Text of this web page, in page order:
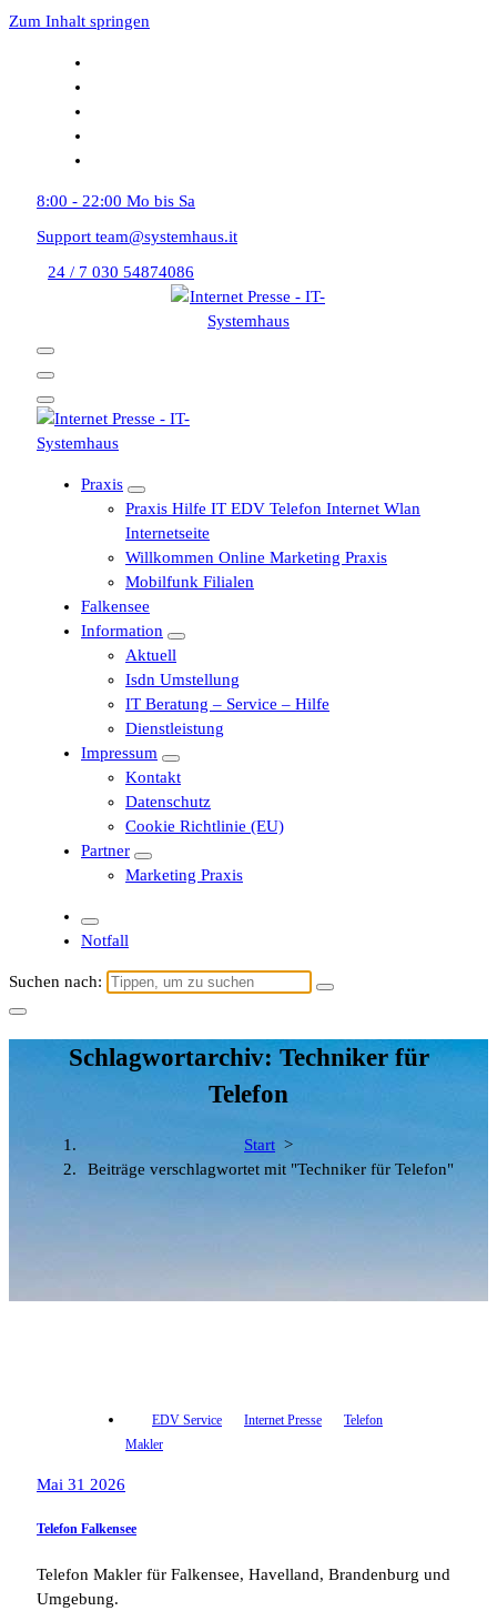
Zum Inhalt springen
8:00 - 22:00 Mo bis Sa
Support team@systemhaus.it
24 / 7 030 54874086
Praxis
Praxis Hilfe IT EDV Telefon Internet Wlan
Internetseite
Willkommen Online Marketing Praxis
Mobilfunk Filialen
Falkensee
Information
Aktuell
Isdn Umstellung
IT Beratung – Service – Hilfe
Dienstleistung
Impressum
Kontakt
Datenschutz
Cookie Richtlinie (EU)
Partner
Marketing Praxis
Notfall
Suchen nach:
Schlagwortarchiv: Techniker für
Telefon
Start >
Beiträge verschlagwortet mit "Techniker für Telefon"
EDV Service Internet Presse
Telefon
Makler
Mai 31 2026
Telefon Falkensee
Telefon Makler für Falkensee, Havelland, Brandenburg und
Umgebung.